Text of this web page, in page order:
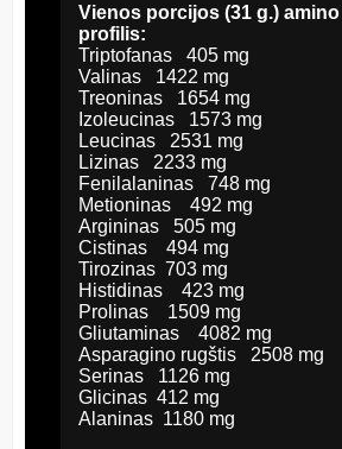
Vienos porcijos (31 g.)
profilis:
Triptofanas 405 mg
Valinas 1422 mg
Treoninas 1654 mg
Izoleucinas 1573 mg
Leucinas 2531 mg
Lizinas 2233 mg
Fenilalaninas 748 mg
Metioninas 492 mg
Argininas 505 mg
Cistinas 494 mg
Tirozinas 703 mg
Histidinas 423 mg
Prolinas 1509 mg
Gliutaminas 4082 mg
Asparagino rugštis 2508 mg
Serinas 1126 mg
Glicinas 412 mg
Alaninas 1180 mg